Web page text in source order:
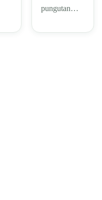
pungutan…